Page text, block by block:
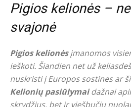
Pigios kelionės –
svajonė
Pigios kelionėsįmanomos
ieškoti. Šiandien net už
nuskristi į Europos sostines ar
Kelionių pasiūlymaidažnai
skrydžius, bet ir viešbučių